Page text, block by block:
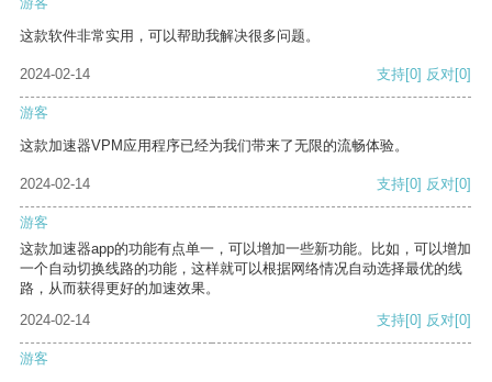
这款软件非常实用，可以帮助我解决很多问题。
2024-02-14 支持[0] 反对[0]
游客
这款加速器VPM应用程序已经为我们带来了无限的流畅体验。
2024-02-14 支持[0] 反对[0]
游客
这款加速器app的功能有点单一，可以增加一些新功能。比如，可以增加
一个自动切换线路的功能，这样就可以根据网络情况自动选择最优的线
路，从而获得更好的加速效果。
2024-02-14
支持[0] 反对[0]
游客